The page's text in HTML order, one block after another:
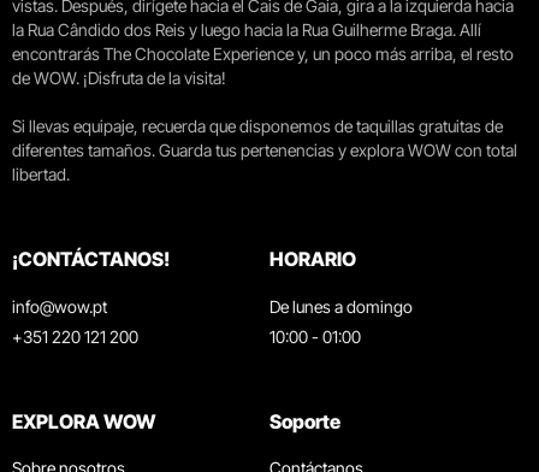
vistas. Después, dirígete hacia el Cais de Gaia, gira a la izquierda hacia
la Rua Cândido dos Reis y luego hacia la Rua Guilherme Braga. Allí
encontrarás The Chocolate Experience y, un poco más arriba, el resto
de WOW. ¡Disfruta de la visita!
Si llevas equipaje, recuerda que disponemos de taquillas gratuitas de
diferentes tamaños. Guarda tus pertenencias y explora WOW con total
libertad.
¡CONTÁCTANOS!
info@wow.pt
+351 220 121 200
HORARIO
De lunes a domingo
10:00 - 01:00
EXPLORA WOW
Sobre nosotros
Soporte
Contáctanos